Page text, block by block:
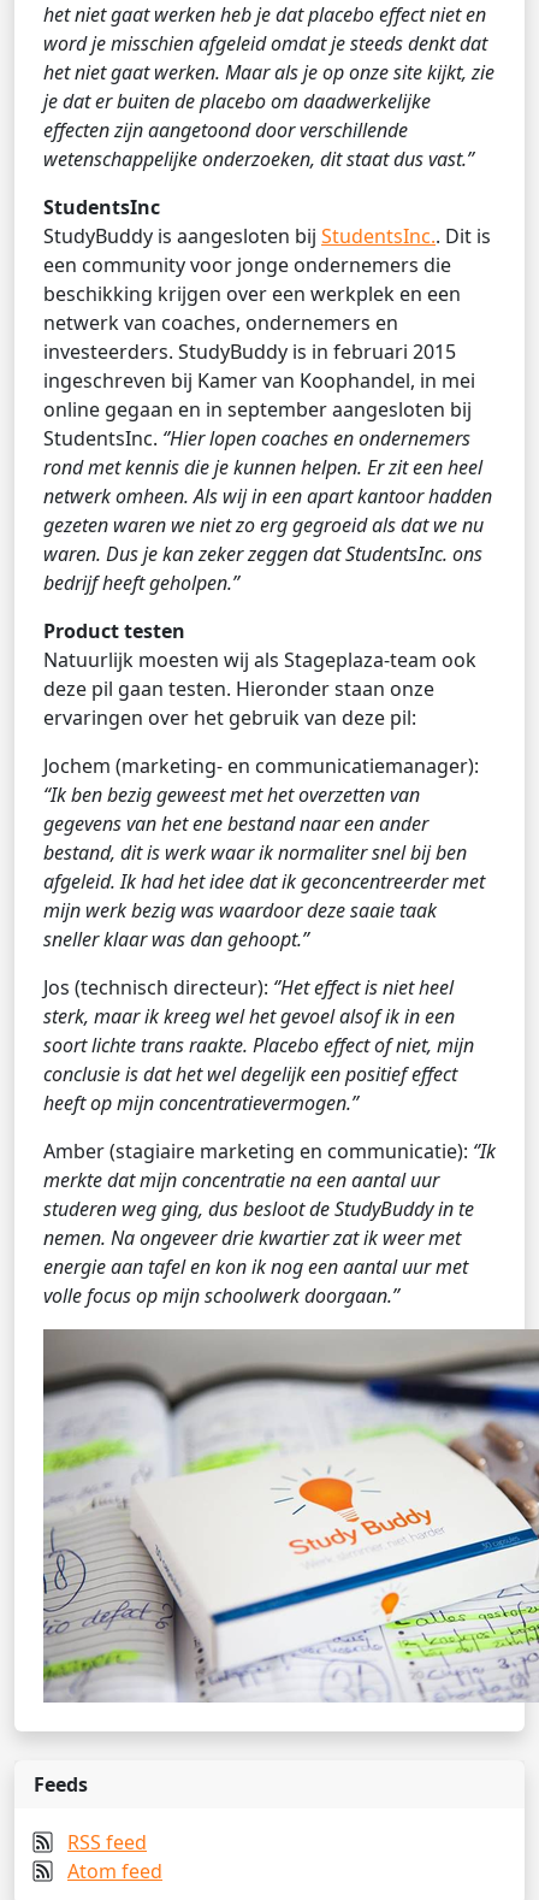
het niet gaat werken heb je dat placebo effect niet en
word je misschien afgeleid omdat je steeds denkt dat
het niet gaat werken. Maar als je op onze site kijkt, zie
je dat er buiten de placebo om daadwerkelijke
effecten zijn aangetoond door verschillende
wetenschappelijke onderzoeken, dit staat dus vast.’’
StudentsInc
StudyBuddy is aangesloten bij StudentsInc.. Dit is
een community voor jonge ondernemers die
beschikking krijgen over een werkplek en een
netwerk van coaches, ondernemers en
investeerders. StudyBuddy is in februari 2015
ingeschreven bij Kamer van Koophandel, in mei
online gegaan en in september aangesloten bij
StudentsInc. ‘’Hier lopen coaches en ondernemers
rond met kennis die je kunnen helpen. Er zit een heel
netwerk omheen. Als wij in een apart kantoor hadden
gezeten waren we niet zo erg gegroeid als dat we nu
waren. Dus je kan zeker zeggen dat StudentsInc. ons
bedrijf heeft geholpen.’’
Product testen
Natuurlijk moesten wij als Stageplaza-team ook
deze pil gaan testen. Hieronder staan onze
ervaringen over het gebruik van deze pil:
Jochem (marketing- en communicatiemanager):
“Ik ben bezig geweest met het overzetten van
gegevens van het ene bestand naar een ander
bestand, dit is werk waar ik normaliter snel bij ben
afgeleid. Ik had het idee dat ik geconcentreerder met
mijn werk bezig was waardoor deze saaie taak
sneller klaar was dan gehoopt.”
Jos (technisch directeur): ‘’Het effect is niet heel
sterk, maar ik kreeg wel het gevoel alsof ik in een
soort lichte trans raakte. Placebo effect of niet, mijn
conclusie is dat het wel degelijk een positief effect
heeft op mijn concentratievermogen.’’
Amber (stagiaire marketing en communicatie): ‘’Ik
merkte dat mijn concentratie na een aantal uur
studeren weg ging, dus besloot de StudyBuddy in te
nemen. Na ongeveer drie kwartier zat ik weer met
energie aan tafel en kon ik nog een aantal uur met
volle focus op mijn schoolwerk doorgaan.’’
Feeds
RSS feed
Atom feed